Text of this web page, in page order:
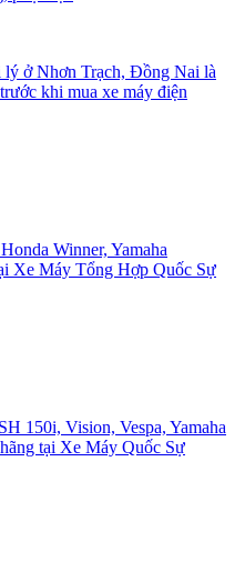
lý ở Nhơn Trạch, Đồng Nai là
khi mua xe máy điện
Winner, Yamaha
Xe Máy Tổng Hợp Quốc Sự
150i, Vision, Vespa, Yamaha
tại Xe Máy Quốc Sự